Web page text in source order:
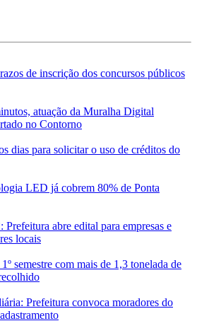
de inscrição dos concursos públicos
atuação da Muralha Digital
no Contorno
dias para solicitar o uso de créditos do
LED já cobrem 80% de Ponta
Prefeitura abre edital para empresas e
locais
1º semestre com mais de 1,3 tonelada de
Prefeitura convoca moradores do